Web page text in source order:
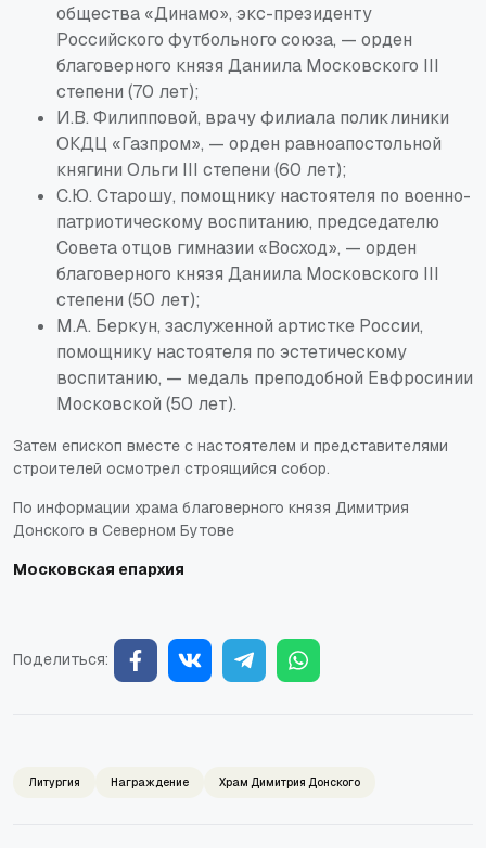
общества «Динамо», экс-президенту
Российского футбольного союза, — орден
благоверного князя Даниила Московского III
степени (70 лет);
И.В. Филипповой, врачу филиала поликлиники
ОКДЦ «Газпром», — орден равноапостольной
княгини Ольги III степени (60 лет);
С.Ю. Старошу, помощнику настоятеля по военно-
патриотическому воспитанию, председателю
Совета отцов гимназии «Восход», — орден
благоверного князя Даниила Московского III
степени (50 лет);
М.А. Беркун, заслуженной артистке России,
помощнику настоятеля по эстетическому
воспитанию, — медаль преподобной Евфросинии
Московской (50 лет).
Затем епископ вместе с настоятелем и представителями
строителей осмотрел строящийся собор.
По информации храма благоверного князя Димитрия
Донского в Северном Бутове
Московская епархия
Поделиться:
Литургия Награждение Храм Димитрия Донского